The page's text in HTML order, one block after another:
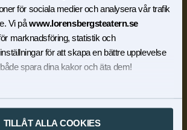
för sociala medier och analysera vår trafik
Vi påwww.lorensbergsteatern.se
marknadsföring, statistik och
för att skapa en bättre upplevelse
spara dina kakor och äta dem!
TILLÅT ALLA COOKIES